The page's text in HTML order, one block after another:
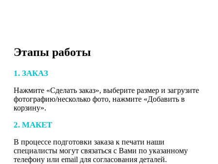
Этапы работы
1. ЗАКАЗ
Нажмите «Сделать заказ», выберите размер и загрузите
фотографию/несколько фото, нажмите «Добавить в
корзину».
2. МАКЕТ
В процессе подготовки заказа к печати наши
специалисты могут связаться с Вами по указанному
телефону или email для согласования деталей.